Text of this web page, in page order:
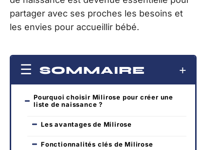
partager avec ses proches les besoins et
les envies pour accueillir bébé.
SOMMAIRE
Pourquoi choisir Milirose pour créer une
liste de naissance ?
Les avantages de Milirose
Fonctionnalités clés de Milirose